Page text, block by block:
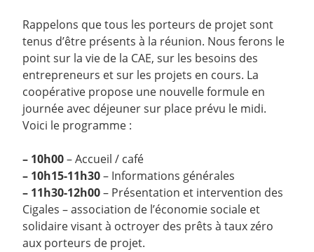
Rappelons que tous les porteurs de projet sont
tenus d’être présents à la réunion. Nous ferons le
point sur la vie de la CAE, sur les besoins des
entrepreneurs et sur les projets en cours. La
coopérative propose une nouvelle formule en
journée avec déjeuner sur place prévu le midi.
Voici le programme :
– 10h00– Accueil / café
– 10h15-11h30– Informations générales
– 11h30-12h00– Présentation et intervention des
Cigales – association de l’économie sociale et
solidaire visant à octroyer des prêts à taux zéro
aux porteurs de projet.